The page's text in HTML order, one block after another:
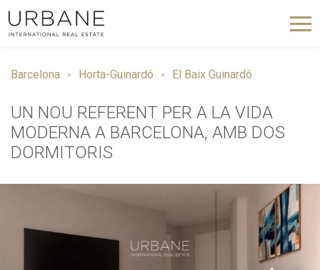
Barcelona Horta-Guinardó El Baix Guinardó
UN NOU REFERENT PER A LA VIDA
MODERNA A BARCELONA, AMB DOS
DORMITORIS